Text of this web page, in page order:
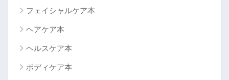
フェイシャルケア本
ヘアケア本
ヘルスケア本
ボディケア本